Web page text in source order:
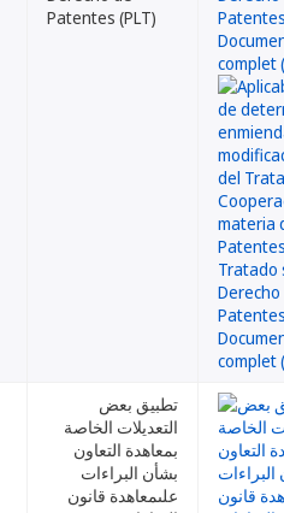
Patentes (PLT)
تطبيق بعض
التعديلات الخاصة
بمعاهدة التعاون
بشأن البراءات
علىمعاهدة قانون